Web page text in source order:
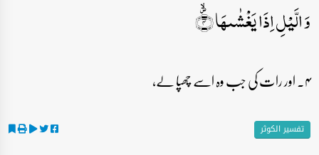
وَ الَّیۡلِ اِذَا یَغۡشٰىہَا ۪ۙ﴿۴﴾
۴۔ اور رات کی جب وہ اسے چھپا لے،
تفسیر الکوثر